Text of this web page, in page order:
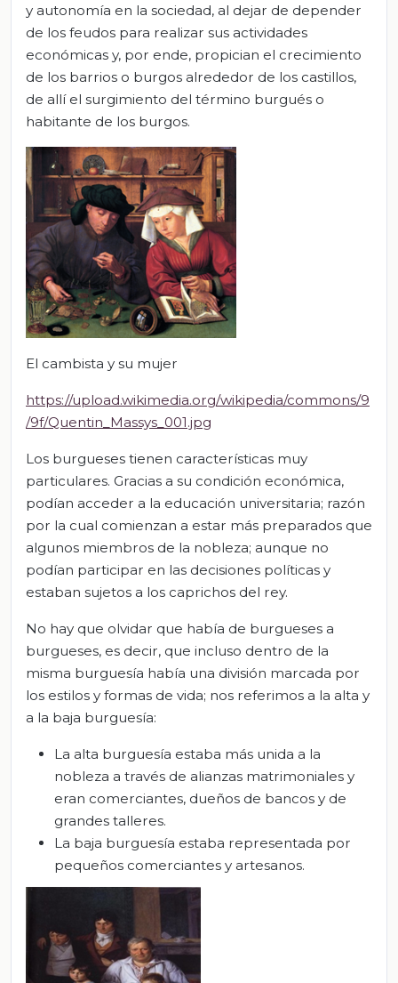
y autonomía en la sociedad, al dejar de depender
de los feudos para realizar sus actividades
económicas y, por ende, propician el crecimiento
de los barrios o burgos alrededor de los castillos,
de allí el surgimiento del término burgués o
habitante de los burgos.
El cambista y su mujer
https://upload.wikimedia.org/wikipedia/commons/9
/9f/Quentin_Massys_001.jpg
Los burgueses tienen características muy
particulares. Gracias a su condición económica,
podían acceder a la educación universitaria; razón
por la cual comienzan a estar más preparados que
algunos miembros de la nobleza; aunque no
podían participar en las decisiones políticas y
estaban sujetos a los caprichos del rey.
No hay que olvidar que había de burgueses a
burgueses, es decir, que incluso dentro de la
misma burguesía había una división marcada por
los estilos y formas de vida; nos referimos a la alta y
a la baja burguesía:
La alta burguesía estaba más unida a la
nobleza a través de alianzas matrimoniales y
eran comerciantes, dueños de bancos y de
grandes talleres.
La baja burguesía estaba representada por
pequeños comerciantes y artesanos.